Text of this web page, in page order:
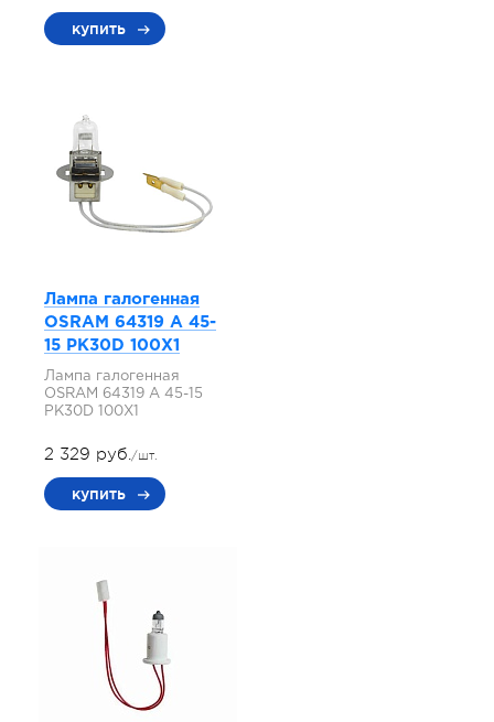
купить
Лампа галогенная
OSRAM 64319 A 45-
15 PK30D 100X1
Лампа галогенная
OSRAM 64319 A 45-15
PK30D 100X1
2 329 руб./шт.
купить